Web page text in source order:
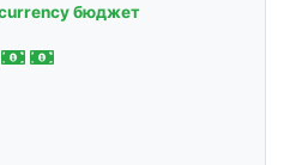
бюджет